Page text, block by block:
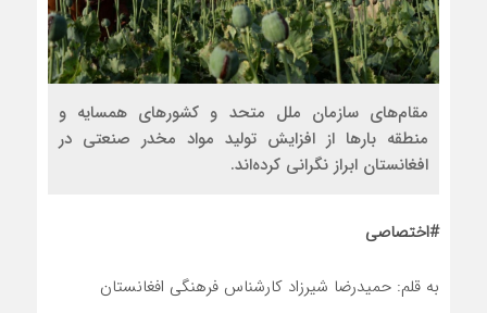
مقام‌های سازمان ملل متحد و کشورهای همسایه و
منطقه بارها از افزایش تولید مواد مخدر صنعتی در
افغانستان ابراز نگرانی کرده‌اند.
#اختصاصی
به قلم: حمیدرضا شیرزاد کارشناس فرهنگی افغانستان